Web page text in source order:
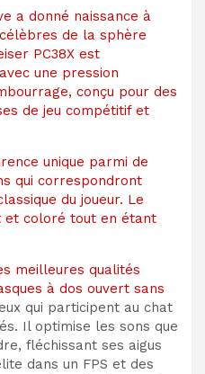
a donné naissance à
de la sphère
PC38X est
une pression
conçu pour des
de jeu compétitif et
unique parmi de
qui correspondront
du joueur. Le
et coloré tout en étant
meilleures qualités
à dos ouvert sans
qui participent au chat
Il optimise les sons que
fléchissant ses aigus
dans un FPS et des